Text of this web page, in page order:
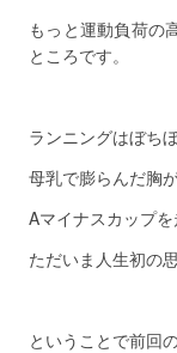
もっと運動負荷の
ところです。
ランニングはぼち
母乳で膨らんだ胸
Aマイナスカップ
ただいま人生初の
ということで前回